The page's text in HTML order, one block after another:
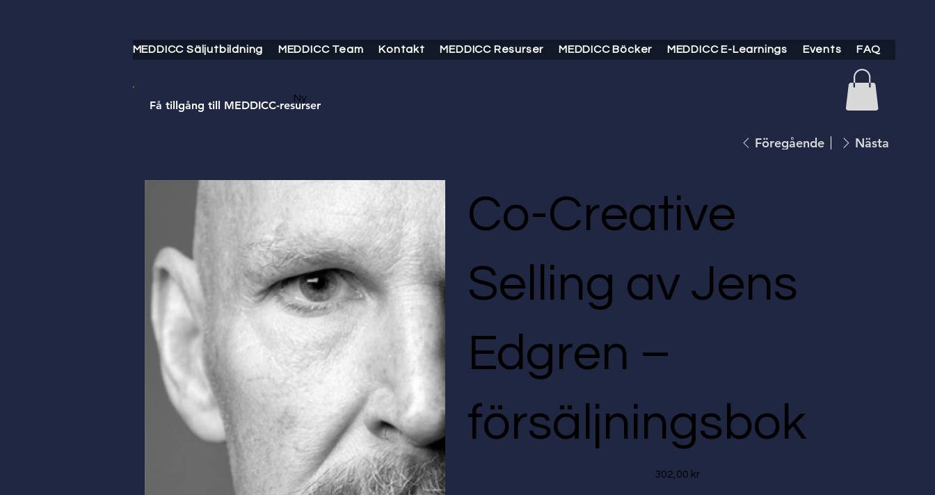
MEDDICC Säljutbildning MEDDICC Team Kontakt MEDDICC Resurser MEDDICC Böcker MEDDICC E-Learnings Events FAQ
Få tillgång till MEDDICC-resurser
Ny
Föregående Nästa
Co-Creative
Selling av Jens
Edgren –
försäljningsbok
Pris
302,00 kr